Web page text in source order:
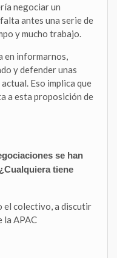
negociar un
antes una serie de
y mucho trabajo.
en informarnos,
y defender unas
Eso implica que
a esta proposición de
se han
tiene
el colectivo, a discutir
la APAC